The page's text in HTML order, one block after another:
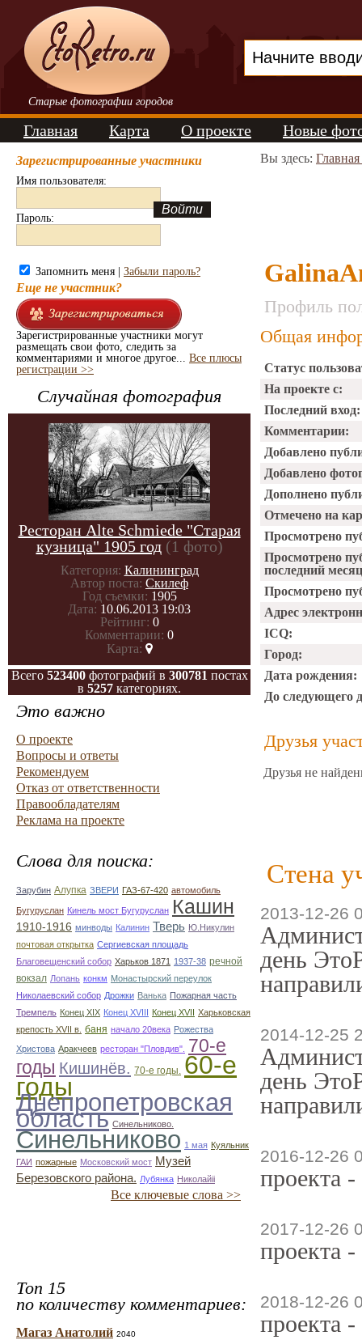
Старые фотографии городов
Главная Карта О проекте Новые
Зарегистрированные участники
Имя пользователя:
Пароль:
Запомнить меня | Забыли пароль?
Еще не участник?
Зарегистрированные участники могут
размещать свои фото, следить за
комментариями и многое другое... Все плюсы
регистрации >>
Случайная фотография
Ресторан Alte Schmiede "Старая
кузница" 1905 год (1 фото)
Категория: Калининград
Автор поста: Скилеф
Год съемки: 1905
Дата: 10.06.2013 19:03
Рейтинг: 0
Комментарии: 0
Карта:
Всего 523400фотографий в 300781 постах
в 5257 категориях.
Это важно
О проекте
Вопросы и ответы
Рекомендуем
Отказ от ответственности
Правообладателям
Реклама на проекте
Слова для поиска:
Зарубин Алупка ЗВЕРИ ГАЗ-67-420 автомобиль
Бугуруслан Кинель мост Бугуруслан Кашин
1910-1916 минводы Калинин Тверь Ю.Никулин
почтовая открытка Сергиевская площадь
Благовещенский собор Харьков 1871 1937-38 речной
вокзал Лопань конкм Монастырский переулок
Николаевский собор Дрожки Ванька Пожарная часть
Тремпель Конец XIX Конец XVIII Конец XVII Харьковская
крепость XVII в. баня начало 20века Рожества
Христова Аракчеев ресторан "Пловдив".
70-е
годы Кишинёв. 70-е годы. 60-е
годы
Днепропетровская
область Синельниково.
Синельниково 1 мая Куяльник
ГАИ пожарные Московский мост Музей
Березовского района. Лубянка Николайii
Все ключевые слова >>
Топ 15
по количеству комментариев:
Магаз Анатолий 2040
Вы здесь:
Профиль
Общая
Статус
На проекте с:
Последний вход:
Комментарии:
Добавлено
Добавлено
Дополнено
Отмечено на
Просмотрено
Просмотрено
последний
Просмотрено
Адрес
ICQ:
Город:
Дата рождения:
До следующего
Друзья
Друзья не
Стена
2013-12-26
день
2014-12-25
день
2016-12-26
проекта
2017-12-26
проекта
2018-12-26
проекта